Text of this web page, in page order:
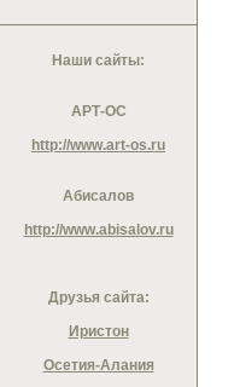
Наши сайты:
АРТ-ОС
http://www.art-os.ru
Абисалов
http://www.abisalov.ru
Друзья сайта:
Иристон
Осетия-Алания